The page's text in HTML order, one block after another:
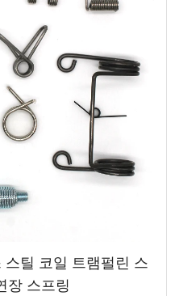
틸 코일 트램펄린 스
장 스프링